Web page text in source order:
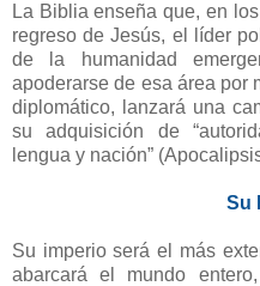
La Biblia enseña que, en
regreso de Jesús, el líder
de la humanidad
apoderarse de esa área por
diplomático, lanzará una
su adquisición de
lengua y nación”
Su
Su imperio será el más
abarcará el mundo